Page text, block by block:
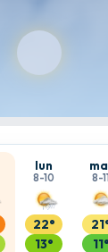
lun
8-10
22°
13°
8-11
11°